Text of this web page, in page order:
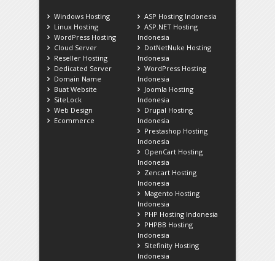
Windows Hosting
Linux Hosting
WordPress Hosting
Cloud Server
Reseller Hosting
Dedicated Server
Domain Name
Buat Website
SiteLock
Web Design
Ecommerce
ASP Hosting Indonesia
ASP.NET Hosting
Indonesia
DotNetNuke Hosting
Indonesia
WordPress Hosting
Indonesia
Joomla Hosting
Indonesia
Drupal Hosting
Indonesia
Prestashop Hosting
Indonesia
OpenCart Hosting
Indonesia
Zencart Hosting
Indonesia
Magento Hosting
Indonesia
PHP Hosting Indonesia
PHPBB Hosting
Indonesia
Sitefinity Hosting
Indonesia